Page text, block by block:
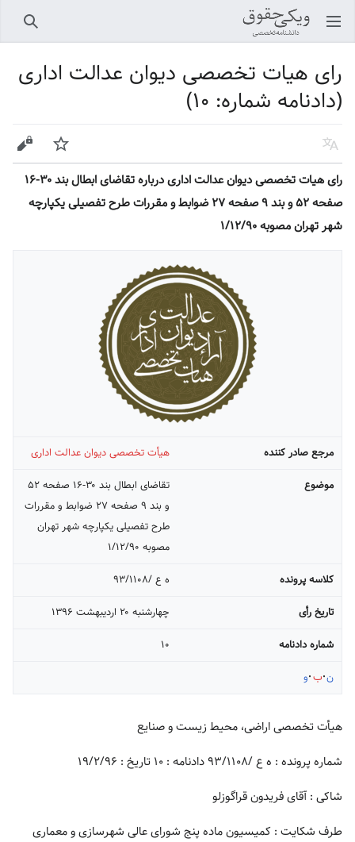
باز کردن منو اصلی جستجو
رای هیات تخصصی دیوان عدالت اداری
(دادنامه شماره: ۱۰)
زبان پیگیری ویرایش
رای هیات تخصصی دیوان عدالت اداری درباره تقاضای ابطال بند ۳۰-۱۶
صفحه ۵۲ و بند ۹ صفحه ۲۷ ضوابط و مقررات طرح تفصیلی یکپارچه
شهر تهران مصوبه ۱/۱۲/۹۰
مرجع صادر کننده
هیأت تخصصی دیوان عدالت اداری
موضوع
تقاضای ابطال بند ۳۰-۱۶ صفحه ۵۲
و بند ۹ صفحه ۲۷ ضوابط و مقررات
طرح تفصیلی یکپارچه شهر تهران
مصوبه ۱/۱۲/۹۰
کلاسه پرونده
ه ع /۹۳/۱۱۰۸
تاریخ رأی
چهارشنبه ۲۰ ارديبهشت ۱۳۹۶
شماره دادنامه
۱۰
ن ب و
هیأت تخصصی اراضی، محیط زیست و صنایع
شماره پرونده : ه ع /۹۳/۱۱۰۸ دادنامه : ۱۰ تاریخ : ۱۹/۲/۹۶
شاکی : آقای فریدون قراگوزلو
طرف شکایت : کمیسیون ماده پنج شورای عالی شهرسازی و معماری